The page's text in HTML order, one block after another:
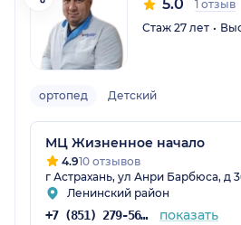
5.0
1 отзыв
Стаж 27 лет
ортопед Детский
МЦ Жизненное начало
4.910 отзывов
г Астрахань, ул Анри Барбюса, д
Ленинский район
+7 (851) 279-56-79 показать